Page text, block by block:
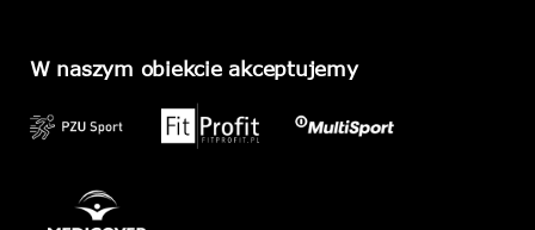
W naszym obiekcie akceptujemy